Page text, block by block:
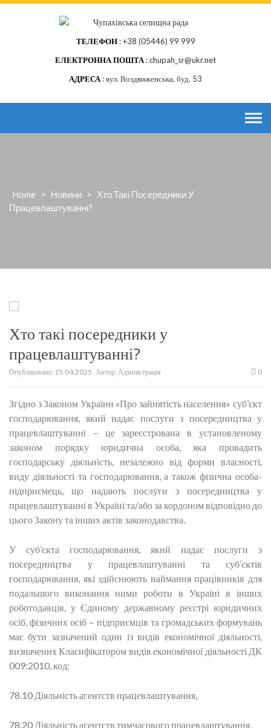
Skip
ТЕЛЕФОН +38 (05446) 99 999
ЕЛЕКТРОННА ПОШТА chupah_sr@ukr.net
АДРЕСА вул. Воздвиженська, буд. 53
Home > Новини > Хто Такі Посередники У
Працевлаштуванні?
Хто такі посередники у
працевлаштуванні?
Опубліковано: 15.04.2025 Автор: Адміністрація 0
Згідно з Законом України «Про зайнятість населення» суб’єкт
господарювання, який надає послуги з посередництва у
працевлаштуванні – це зареєстрована в установленому
законом порядку юридична особа, яка провадить
господарську діяльність, незалежно від форми власності,
виду діяльності та господарювання, а також фізична особа-
підприємець, що надають послуги з посередництва у
працевлаштуванні в Україні та/або за кордоном відповідно до
цього Закону та інших актів законодавства.
У суб’єкта господарювання, який надає послуги з
посередництва у працевлаштуванні та суб’єктів
господарювання, які здійснюють наймання працівників для
подальшого виконання ними роботи в Україні в інших
роботодавців, у Єдиному державному реєстрі юридичних
осіб, фізичних осіб – підприємців та громадських формувань
має бути зазначений один із видів економічної діяльності,
визначених Класифікатором видів економічної діяльності ДК
009:2010, код:
78.10 Діяльність агентств працевлаштування,
78.20 Діяльність агентств тимчасового працевлаштування,